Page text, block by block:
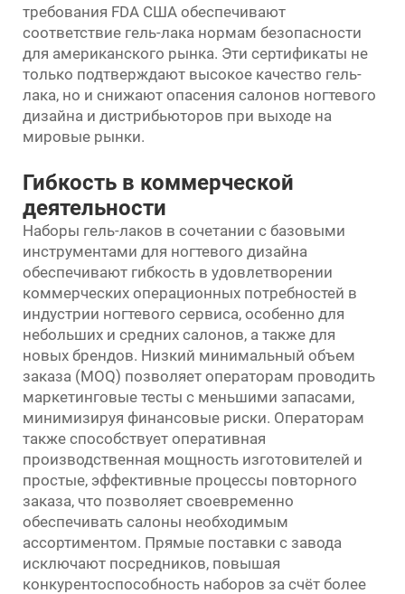
требования FDA США обеспечивают
соответствие гель-лака нормам безопасности
для американского рынка. Эти сертификаты не
только подтверждают высокое качество гель-
лака, но и снижают опасения салонов ногтевого
дизайна и дистрибьюторов при выходе на
мировые рынки.
Гибкость в коммерческой
деятельности
Наборы гель-лаков в сочетании с базовыми
инструментами для ногтевого дизайна
обеспечивают гибкость в удовлетворении
коммерческих операционных потребностей в
индустрии ногтевого сервиса, особенно для
небольших и средних салонов, а также для
новых брендов. Низкий минимальный объем
заказа (MOQ) позволяет операторам проводить
маркетинговые тесты с меньшими запасами,
минимизируя финансовые риски. Операторам
также способствует оперативная
производственная мощность изготовителей и
простые, эффективные процессы повторного
заказа, что позволяет своевременно
обеспечивать салоны необходимым
ассортиментом. Прямые поставки с завода
исключают посредников, повышая
конкурентоспособность наборов за счёт более